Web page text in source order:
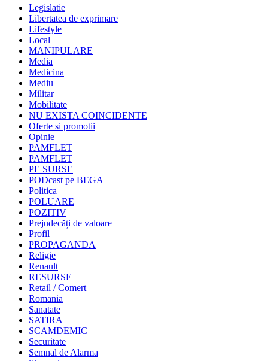
Legislatie
Libertatea de exprimare
Lifestyle
Local
MANIPULARE
Media
Medicina
Mediu
Militar
Mobilitate
NU EXISTA COINCIDENTE
Oferte si promotii
Opinie
PAMFLET
PAMFLET
PE SURSE
PODcast pe BEGA
Politica
POLUARE
POZITIV
Prejudecăți de valoare
Profil
PROPAGANDA
Religie
Renault
RESURSE
Retail / Comert
Romania
Sanatate
SATIRA
SCAMDEMIC
Securitate
Semnal de Alarma